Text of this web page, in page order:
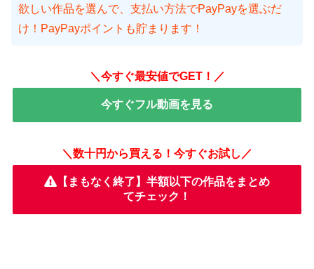
欲しい作品を選んで、支払い方法でPayPayを選ぶだ
け！PayPayポイントも貯まります！
＼今すぐ最安値でGET！／
今すぐフル動画を見る
＼数十円から買える！今すぐお試し／
【まもなく終了】半額以下の作品をまとめ
てチェック！